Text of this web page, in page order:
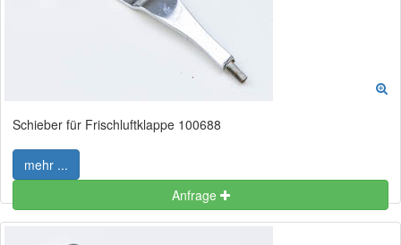
Schieber für Frischluftklappe 100688
mehr ...
Anfrage